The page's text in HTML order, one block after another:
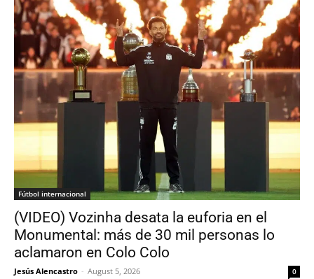
Fútbol internacional
(VIDEO) Vozinha desata la euforia en el
Monumental: más de 30 mil personas lo
aclamaron en Colo Colo
Jesús Alencastro - August 5, 2026 0